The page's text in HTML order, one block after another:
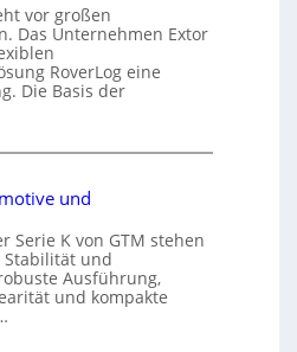
vor großen
Das Unternehmen Extor
RoverLog eine
Die Basis der
und
Serie K von GTM stehen
Stabilität und
Ausführung,
und kompakte